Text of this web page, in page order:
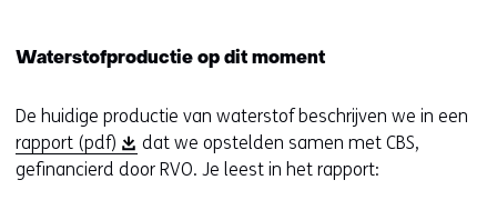
Waterstofproductie op dit moment
De huidige productie van waterstof beschrijven we in een
rapport (pdf)
o
dat we opstelden samen met CBS,
gefinancierd door RVO. Je leest in het rapport: